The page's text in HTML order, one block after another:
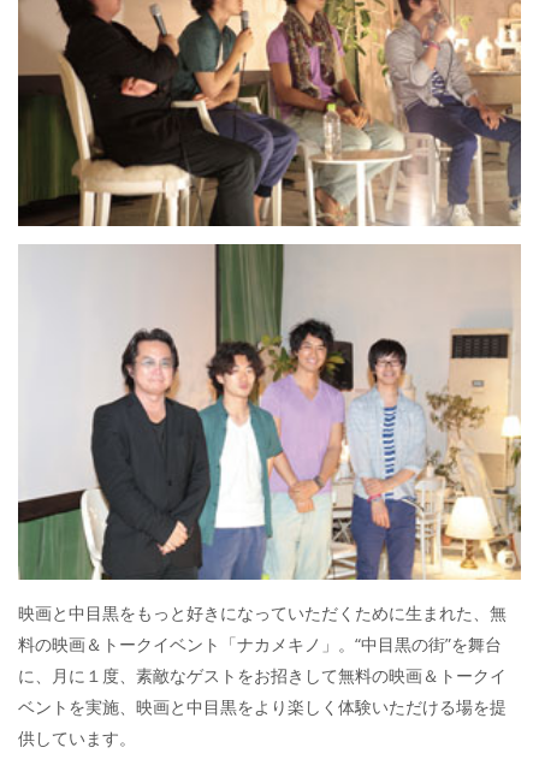
映画と中目黒をもっと好きになっていただくために生まれた、無
料の映画＆トークイベント「ナカメキノ」。“中目黒の街”を舞台
に、月に１度、素敵なゲストをお招きして無料の映画＆トークイ
ベントを実施、映画と中目黒をより楽しく体験いただける場を提
供しています。